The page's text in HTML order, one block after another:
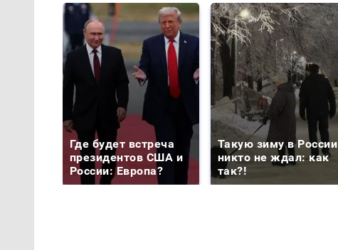
Где будет встреча
президентов США и
России: Европа?
Такую зиму в России
никто не ждал: как
так?!